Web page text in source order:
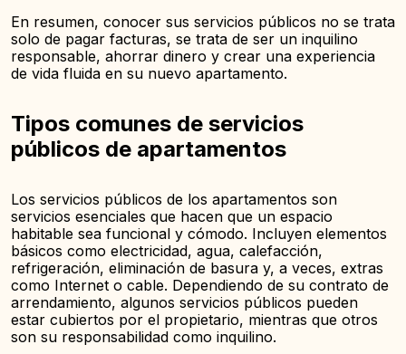
En resumen, conocer sus servicios públicos no se trata
solo de pagar facturas, se trata de ser un inquilino
responsable, ahorrar dinero y crear una experiencia
de vida fluida en su nuevo apartamento.
Tipos comunes de servicios
públicos de apartamentos
Los servicios públicos de los apartamentos son
servicios esenciales que hacen que un espacio
habitable sea funcional y cómodo. Incluyen elementos
básicos como electricidad, agua, calefacción,
refrigeración, eliminación de basura y, a veces, extras
como Internet o cable. Dependiendo de su contrato de
arrendamiento, algunos servicios públicos pueden
estar cubiertos por el propietario, mientras que otros
son su responsabilidad como inquilino.